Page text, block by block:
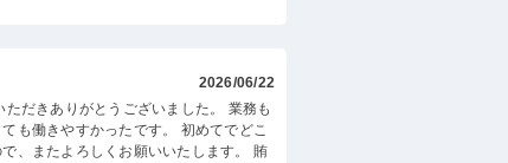
2026/06/22
だきありがとうございました。 業務も
も働きやすかったです。 初めてでどこ
、またよろしくお願いいたします。 賄